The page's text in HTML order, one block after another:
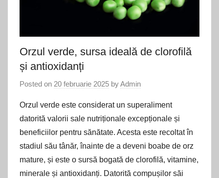
Orzul verde, sursa ideală de clorofilă
și antioxidanți
Posted on 20 februarie 2025 byAdmin
Orzul verde este considerat un superaliment
datorită valorii sale nutriționale excepționale și
beneficiilor pentru sănătate. Acesta este recoltat în
stadiul său tânăr, înainte de a deveni boabe de orz
mature, și este o sursă bogată de clorofilă, vitamine,
minerale și antioxidanți. Datorită compușilor săi